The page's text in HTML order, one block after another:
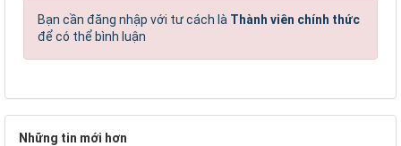
Bạn cần đăng nhập với tư cách là Thành viên chính thức
để có thể bình luận
Những tin mới hơn